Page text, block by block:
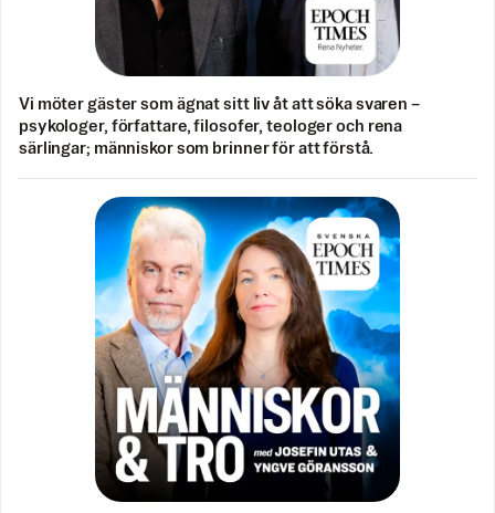
Vi möter gäster som ägnat sitt liv åt att söka svaren –
psykologer, författare, filosofer, teologer och rena
särlingar; människor som brinner för att förstå.